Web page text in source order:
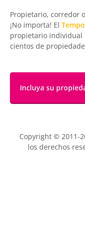
Propietario, corredor
¡No importa! El
propietario individual
cientos de
Incluya su
Copyright © 2011-
los derechos